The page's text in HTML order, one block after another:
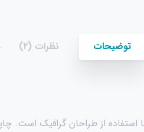
توضیحات نظرات (۲)
از طراحان گرافیک است.